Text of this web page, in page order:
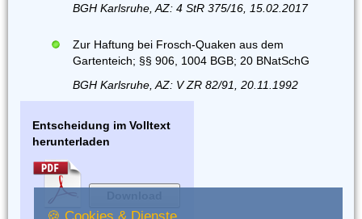
BGH Karlsruhe, AZ: 4 StR 375/16, 15.02.2017
Zur Haftung bei Frosch-Quaken aus dem
Gartenteich; §§ 906, 1004 BGB; 20 BNatSchG
BGH Karlsruhe, AZ: V ZR 82/91, 20.11.1992
Entscheidung im Volltext
herunterladen